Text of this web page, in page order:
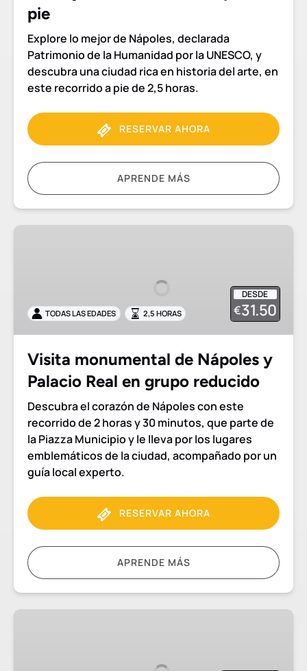
pie
Explore lo mejor de Nápoles, declarada
Patrimonio de la Humanidad por la UNESCO, y
descubra una ciudad rica en historia del arte, en
este recorrido a pie de 2,5 horas.
RESERVAR AHORA
APRENDE MÁS
Visita
Palacio
Real
grupo
reducido
DESDE
€31.50
TODAS LAS EDADES 2,5 HORAS
Visita monumental de Nápoles y
Palacio Real en grupo reducido
Descubra el corazón de Nápoles con este
recorrido de 2 horas y 30 minutos, que parte de
la Piazza Municipio y le lleva por los lugares
emblemáticos de la ciudad, acompañado por un
guía local experto.
RESERVAR AHORA
APRENDE MÁS
Tour